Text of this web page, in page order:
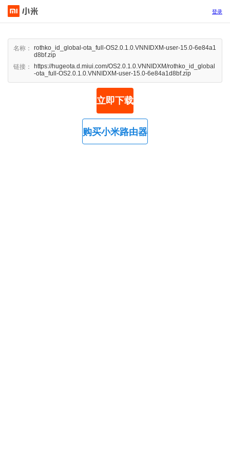
登录
名称：
rothko_id_global-ota_full-OS2.0.1.0.VNNIDXM-user-15.0-6e84a1
d8bf.zip
链接：
https://hugeota.d.miui.com/OS2.0.1.0.VNNIDXM/rothko_id_global
-ota_full-OS2.0.1.0.VNNIDXM-user-15.0-6e84a1d8bf.zip
立即下载
购买小米路由器